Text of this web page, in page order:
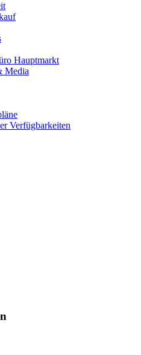
Hauptmarkt
Media
Verfügbarkeiten